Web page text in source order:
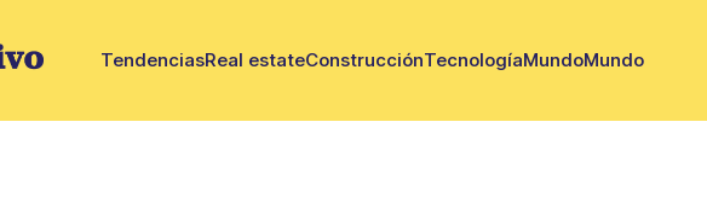
TendenciasReal estateConstrucciónTecnologíaMundoMundo